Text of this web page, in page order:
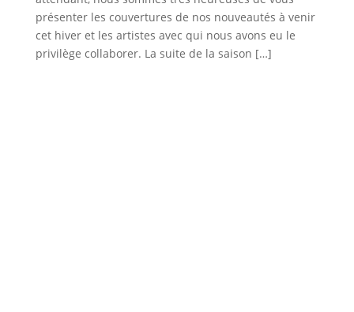
présenter les couvertures de nos nouveautés à venir
cet hiver et les artistes avec qui nous avons eu le
privilège collaborer. La suite de la saison […]